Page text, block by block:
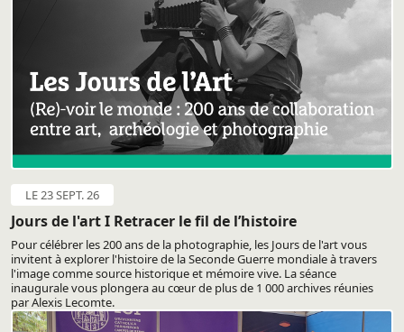
LE 23 SEPT. 26
Jours de l'art I Retracer le fil de l’histoire
Pour célébrer les 200 ans de la photographie, les Jours de l'art vous
invitent à explorer l'histoire de la Seconde Guerre mondiale à travers
l'image comme source historique et mémoire vive. La séance
inaugurale vous plongera au cœur de plus de 1 000 archives réunies
par Alexis Lecomte.